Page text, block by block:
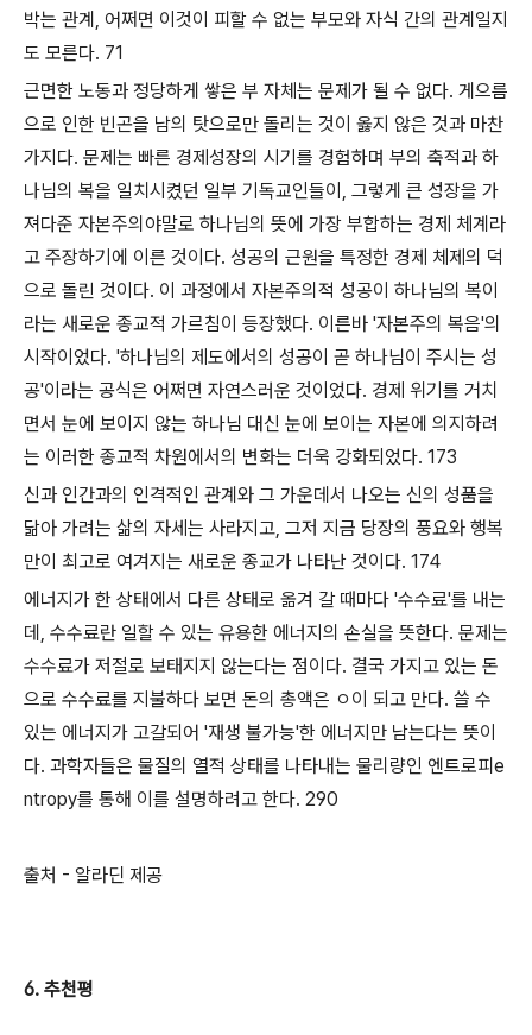
박는 관계, 어쩌면 이것이 피할 수 없는 부모와 자식 간의 관계일지
도 모른다. 71
근면한 노동과 정당하게 쌓은 부 자체는 문제가 될 수 없다. 게으름
으로 인한 빈곤을 남의 탓으로만 돌리는 것이 옳지 않은 것과 마찬
가지다. 문제는 빠른 경제성장의 시기를 경험하며 부의 축적과 하
나님의 복을 일치시켰던 일부 기독교인들이, 그렇게 큰 성장을 가
져다준 자본주의야말로 하나님의 뜻에 가장 부합하는 경제 체계라
고 주장하기에 이른 것이다. 성공의 근원을 특정한 경제 체제의 덕
으로 돌린 것이다. 이 과정에서 자본주의적 성공이 하나님의 복이
라는 새로운 종교적 가르침이 등장했다. 이른바 '자본주의 복음'의
시작이었다. '하나님의 제도에서의 성공이 곧 하나님이 주시는 성
공'이라는 공식은 어쩌면 자연스러운 것이었다. 경제 위기를 거치
면서 눈에 보이지 않는 하나님 대신 눈에 보이는 자본에 의지하려
는 이러한 종교적 차원에서의 변화는 더욱 강화되었다. 173
신과 인간과의 인격적인 관계와 그 가운데서 나오는 신의 성품을
닮아 가려는 삶의 자세는 사라지고, 그저 지금 당장의 풍요와 행복
만이 최고로 여겨지는 새로운 종교가 나타난 것이다. 174
에너지가 한 상태에서 다른 상태로 옮겨 갈 때마다 '수수료'를 내는
데, 수수료란 일할 수 있는 유용한 에너지의 손실을 뜻한다. 문제는
수수료가 저절로 보태지지 않는다는 점이다. 결국 가지고 있는 돈
으로 수수료를 지불하다 보면 돈의 총액은 ㅇ이 되고 만다. 쓸 수
있는 에너지가 고갈되어 '재생 불가능'한 에너지만 남는다는 뜻이
다. 과학자들은 물질의 열적 상태를 나타내는 물리량인 엔트로피e
ntropy를 통해 이를 설명하려고 한다. 290
출처 - 알라딘 제공
6. 추천평